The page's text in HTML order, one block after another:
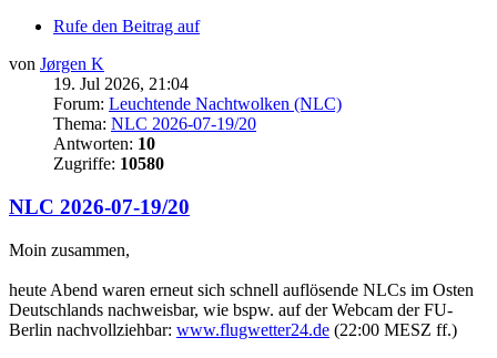
Rufe den Beitrag auf
von Jørgen K
19. Jul 2026, 21:04
Forum: Leuchtende Nachtwolken (NLC)
Thema: NLC 2026-07-19/20
Antworten: 10
Zugriffe: 10580
NLC 2026-07-19/20
Moin zusammen,
heute Abend waren erneut sich schnell auflösende NLCs im Osten
Deutschlands nachweisbar, wie bspw. auf der Webcam der FU-
Berlin nachvollziehbar: www.flugwetter24.de (22:00 MESZ ff.)